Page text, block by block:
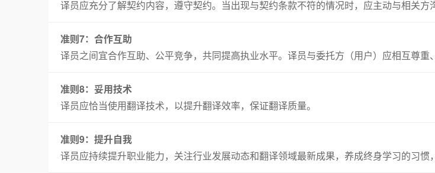
译员应充分了解契约内容，遵守契约。当出现与契约条款不符的情况时，应主动与相关方
准则7：合作互助
译员之间宜合作互助、公平竞争，共同提高执业水平。译员与委托方（用户）应相互尊重
准则8：妥用技术
译员应恰当使用翻译技术，以提升翻译效率，保证翻译质量。
准则9：提升自我
译员应持续提升职业能力，关注行业发展动态和翻译领域最新成果，养成终身学习的习惯